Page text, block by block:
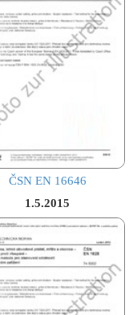
ČSN EN 16646
1.5.2015